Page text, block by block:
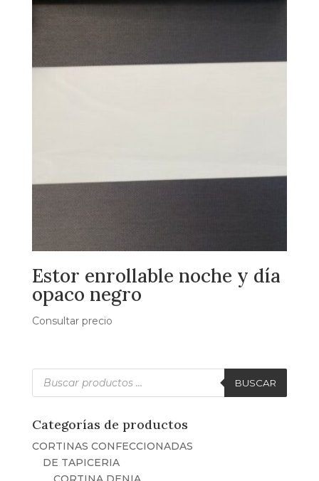
Estor enrollable noche y día
opaco negro
Consultar precio
Búsqueda
productos
BUSCAR
Categorías de productos
CORTINAS CONFECCIONADAS
DE TAPICERIA